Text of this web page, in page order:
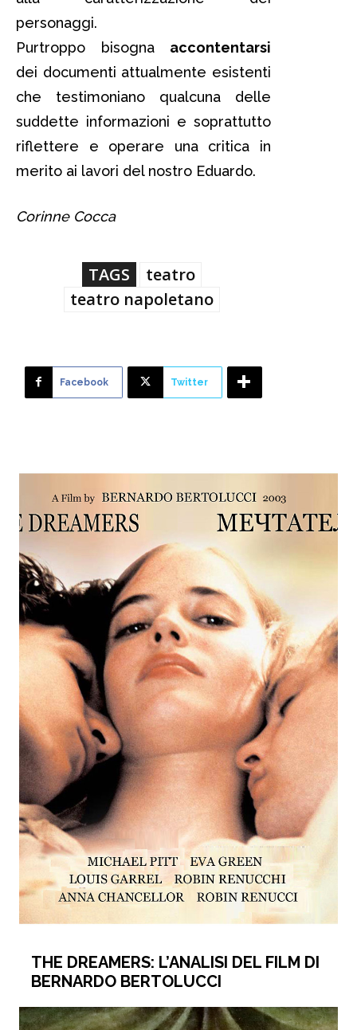
personaggi.
Purtroppo bisogna accontentarsi
dei documenti attualmente esistenti
che testimoniano qualcuna delle
suddette informazioni e soprattutto
riflettere e operare una critica in
merito ai lavori del nostro Eduardo.
Corinne Cocca
TAGS
teatro
teatro napoletano
Facebook Twitter
THE DREAMERS: L’ANALISI DEL FILM DI
BERNARDO BERTOLUCCI